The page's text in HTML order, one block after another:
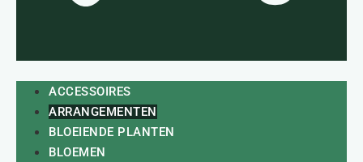
ACCESSOIRES
ARRANGEMENTEN
BLOEIENDE PLANTEN
BLOEMEN